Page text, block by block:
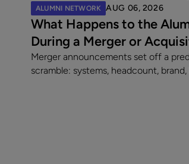
ALUMNI NETWORK AUG 06, 2026
What Happens to the
During a Merger or
Merger announcements set off a
scramble: systems, headcount,